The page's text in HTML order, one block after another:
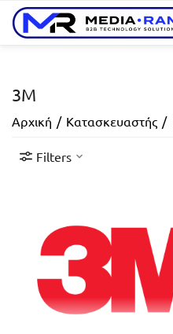
3M
Αρχική / Κατασκευαστής /
Filters